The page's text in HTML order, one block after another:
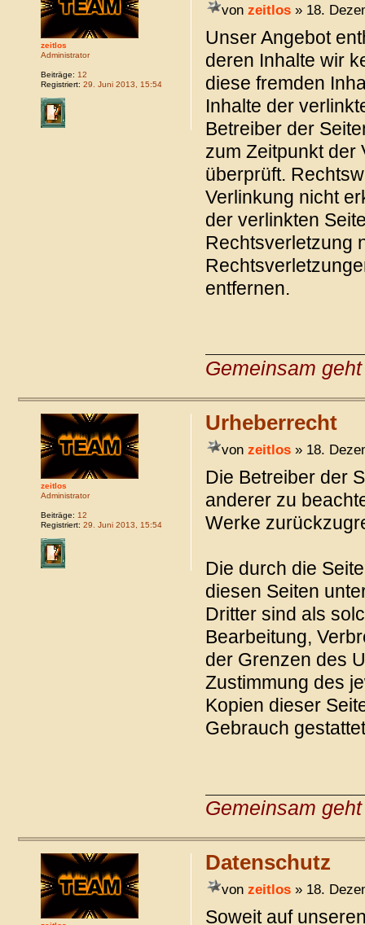
von zeitlos» 18.
Unser Angebot
deren Inhalte wir
diese fremden
Inhalte der
Betreiber der
zum Zeitpunkt der
überprüft.
Verlinkung nicht
der verlinkten
Rechtsverletzung
entfernen.
Gemeinsam
zeitlos
Administrator
Beiträge: 12
Registriert: 29. Juni 2013, 15:54
Urheberrecht
von zeitlos» 18.
Die Betreiber der
anderer zu
Werke
Die durch die
diesen Seiten
Dritter sind als
Bearbeitung,
der Grenzen des
Zustimmung des
Kopien dieser
Gebrauch
Gemeinsam
zeitlos
Administrator
Beiträge: 12
Registriert: 29. Juni 2013, 15:54
Datenschutz
von zeitlos» 18.
Soweit auf